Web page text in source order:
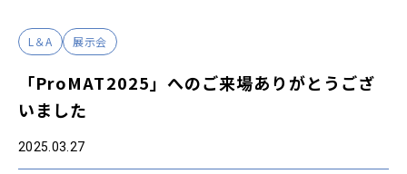
L＆A 展示会
「ProMAT2025」へのご来場ありがとうござ
いました
2025.03.27